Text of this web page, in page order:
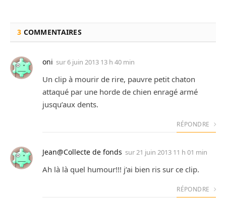
3 COMMENTAIRES
oni sur6 juin 2013 13 h 40 min
Un clip à mourir de rire, pauvre petit chaton
attaqué par une horde de chien enragé armé
jusqu’aux dents.
RÉPONDRE
Jean@Collecte de fonds sur21 juin 2013 11 h 01 min
Ah là là quel humour!!! j’ai bien ris sur ce clip.
RÉPONDRE